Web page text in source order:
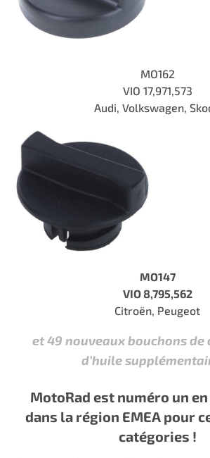
MO162
VIO 17,971,573
Audi, Volkswagen,
MO147
VIO 8,795,562
Citroën, Peugeot
et 49 nouveaux bouchons
d’huile
MotoRad est numéro un
dans la région EMEA pour
catégories !